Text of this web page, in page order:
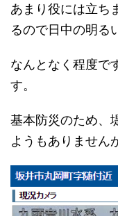
あまり役には立ち
るので日中の明る
なんとなく程度で
す。
基本防災のため、
ようもありません